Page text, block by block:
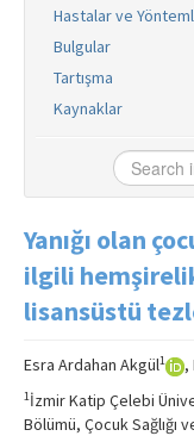
Hastalar ve
Bulgular
Tartışma
Kaynaklar
Yanığı olan
ilgili
lisansüstü
Esra Ardahan Akgül1 ,
1İzmir Katip Çelebi
Bölümü, Çocuk Sağlığı